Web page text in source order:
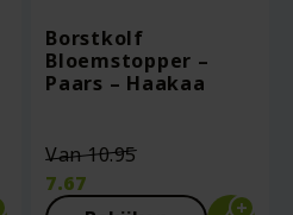
Borstkolf
Bloemstopper –
Paars – Haakaa
Van10.95
was:
7.67
Huidige